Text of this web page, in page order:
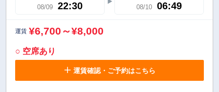
08/09 22:30 08/10 06:49
運賃 ¥6,700～¥8,000
○ 空席あり
運賃確認・ご予約はこちら